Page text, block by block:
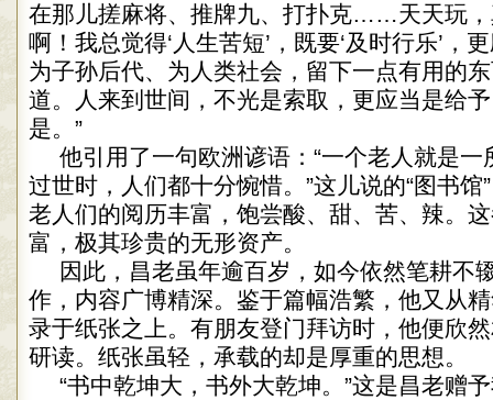
在那儿搓麻将、推牌九、打扑克……天天玩
啊！我总觉得‘人生苦短’，既要‘及时行乐’，
为子孙后代、为人类社会，留下一点有用的
道。人来到世间，不光是索取，更应当是给
是。”
他引用了一句欧洲谚语：“一个老人就是
过世时，人们都十分惋惜。”这儿说的“图书
老人们的阅历丰富，饱尝酸、甜、苦、辣。
富，极其珍贵的无形资产。
因此，昌老虽年逾百岁，如今依然笔耕不
作，内容广博精深。鉴于篇幅浩繁，他又从
录于纸张之上。有朋友登门拜访时，他便欣
研读。纸张虽轻，承载的却是厚重的思想。
“书中乾坤大，书外大乾坤。”这是昌老赠